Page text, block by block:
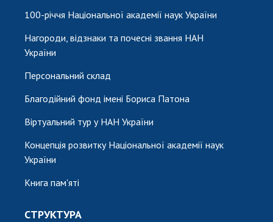
100-річчя Національної академії наук України
Нагороди, відзнаки та почесні звання НАН
України
Персональний склад
Благодійний фонд імені Бориса Патона
Віртуальний тур у НАН України
Концепція розвитку Національної академії наук
України
Книга пам'яті
СТРУКТУРА